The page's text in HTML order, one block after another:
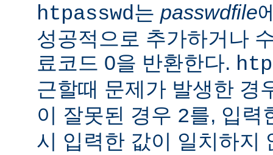
htpasswd는 passwdfile
성공적으로 추가하거나
료코드 0을 반환한다.
근할때 문제가 발생한 경
이 잘못된 경우 2를, 입력
시 입력한 값이 일치하지